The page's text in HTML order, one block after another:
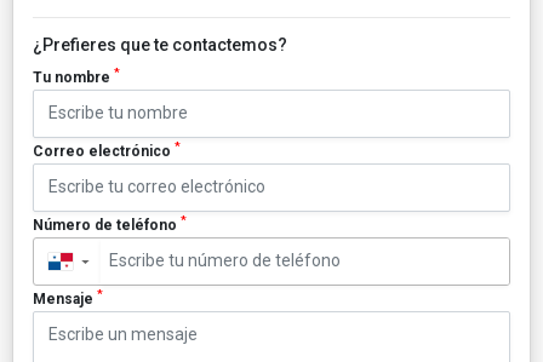
¿Prefieres que te contactemos?
Tu nombre *
Correo electrónico *
Número de teléfono *
▼
Mensaje *